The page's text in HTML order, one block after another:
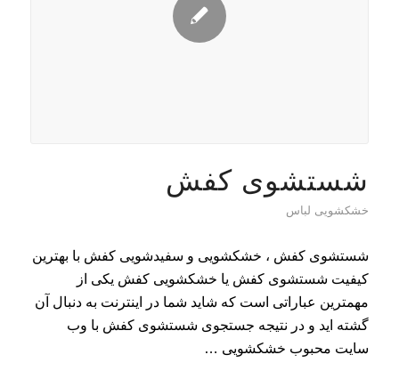
شستشوی کفش
خشکشویی لباس
شستشوی کفش ، خشکشویی و سفیدشویی کفش با بهترین
کیفیت شستشوی کفش یا خشکشویی کفش یکی از
مهمترین عباراتی است که شاید شما در اینترنت به دنبال آن
گشته اید و در نتیجه جستجوی شستشوی کفش با وب
سایت محبوب خشکشویی …